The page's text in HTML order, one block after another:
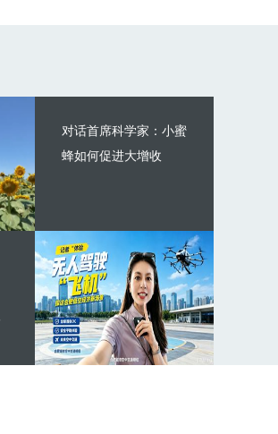
对话首席科学家：小蜜
蜂如何促进大增收